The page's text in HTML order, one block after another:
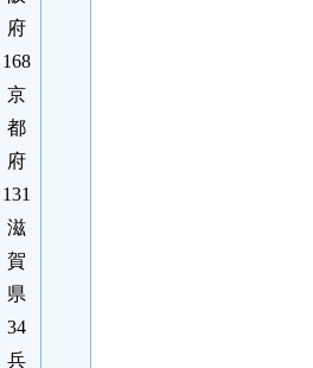
府
168
京
都
府
131
滋
賀
県
34
兵